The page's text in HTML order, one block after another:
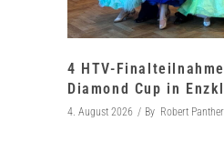
4 HTV-
Diamond Cup in
4. August 2026 By Robert Panther